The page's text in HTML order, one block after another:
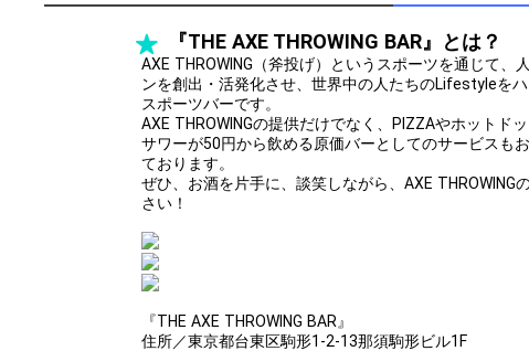
Throw gifts to the stage and join the live performance.
First, try throwing free Stars (once a day)! You can also charge
(available from 1 JPY)! When you continue to send gifts to the
popularity ranking and your ranking go up.
To cheer on performers, you can send them gifts.
To send performers paid items, you must use Show Gold.
『THE AXE THROWING BAR』とは？
AXE THROWING（斧投げ）というスポーツを通じて、
ンを創出・活発化させ、世界中の人たちのLifestyleを
スポーツバーです。
AXE THROWINGの提供だけでなく、PIZZAやホットド
サワーが50円から飲める原価バーとしてのサービスも
ております。
ぜひ、お酒を片手に、談笑しながら、AXE THROWING
さい！
『THE AXE THROWING BAR』
住所／東京都台東区駒形1-2-13那須駒形ビル1F